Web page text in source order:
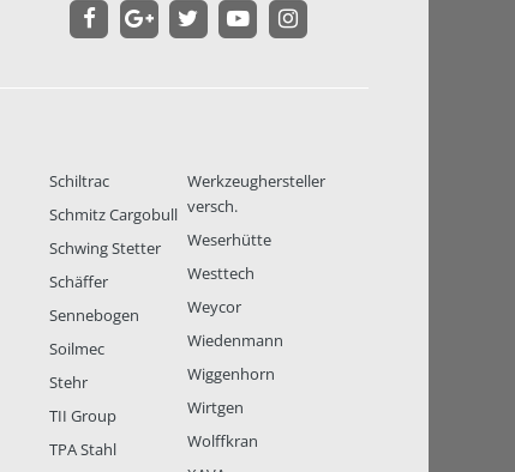
Schiltrac
Schmitz Cargobull
Schwing Stetter
Schäffer
Sennebogen
Soilmec
Stehr
TII Group
TPA Stahl
Werkzeughersteller
versch.
Weserhütte
Westtech
Weycor
Wiedenmann
Wiggenhorn
Wirtgen
Wolffkran